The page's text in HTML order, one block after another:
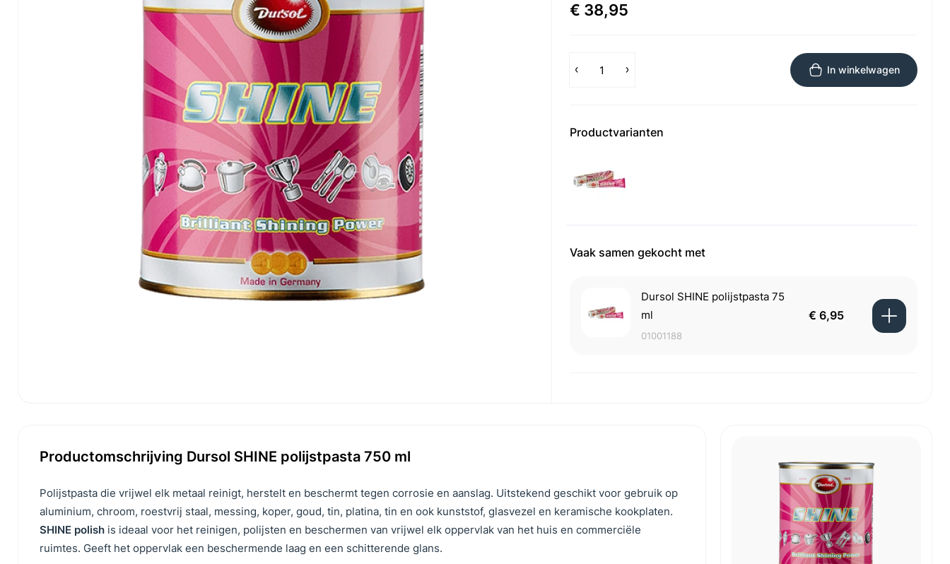
€ 38,95
In winkelwagen
Productvarianten
Vaak samen gekocht met
Dursol SHINE polijstpasta 75
ml
01001188
€ 6,95
Productomschrijving Dursol SHINE polijstpasta 750 ml
Polijstpasta die vrijwel elk metaal reinigt, herstelt en beschermt tegen corrosie en aanslag. Uitstekend geschikt voor gebruik op
aluminium, chroom, roestvrij staal, messing, koper, goud, tin, platina, tin en ook kunststof, glasvezel en keramische kookplaten.
SHINE polish is ideaal voor het reinigen, polijsten en beschermen van vrijwel elk oppervlak van het huis en commerciële
ruimtes. Geeft het oppervlak een beschermende laag en een schitterende glans.